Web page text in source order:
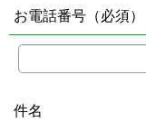
お電話番号（必須）
件名